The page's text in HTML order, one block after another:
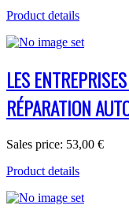
Product details
LES
RÉPARATION
Sales price: 53,00 €
Product details